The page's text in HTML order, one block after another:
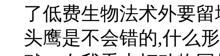
了低费生物法术外要
头鹰是不会错的,什么